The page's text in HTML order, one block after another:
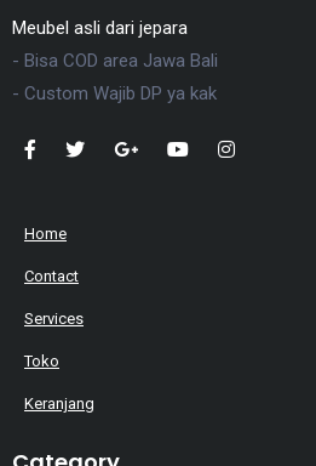
Meubel asli dari jepara
- Bisa COD area Jawa Bali
- Custom Wajib DP ya kak
Home
Contact
Services
Toko
Keranjang